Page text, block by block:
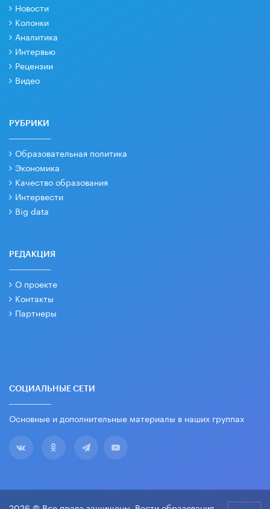
Новости
Колонки
Аналитика
Интервью
Рецензии
Видео
РУБРИКИ
Образовательная политика
Экономика
Качество образования
Интервести
Big data
РЕДАКЦИЯ
О проекте
Контакты
Партнеры
СОЦИАЛЬНЫЕ СЕТИ
Основные и дополнительные материалы в наших группах